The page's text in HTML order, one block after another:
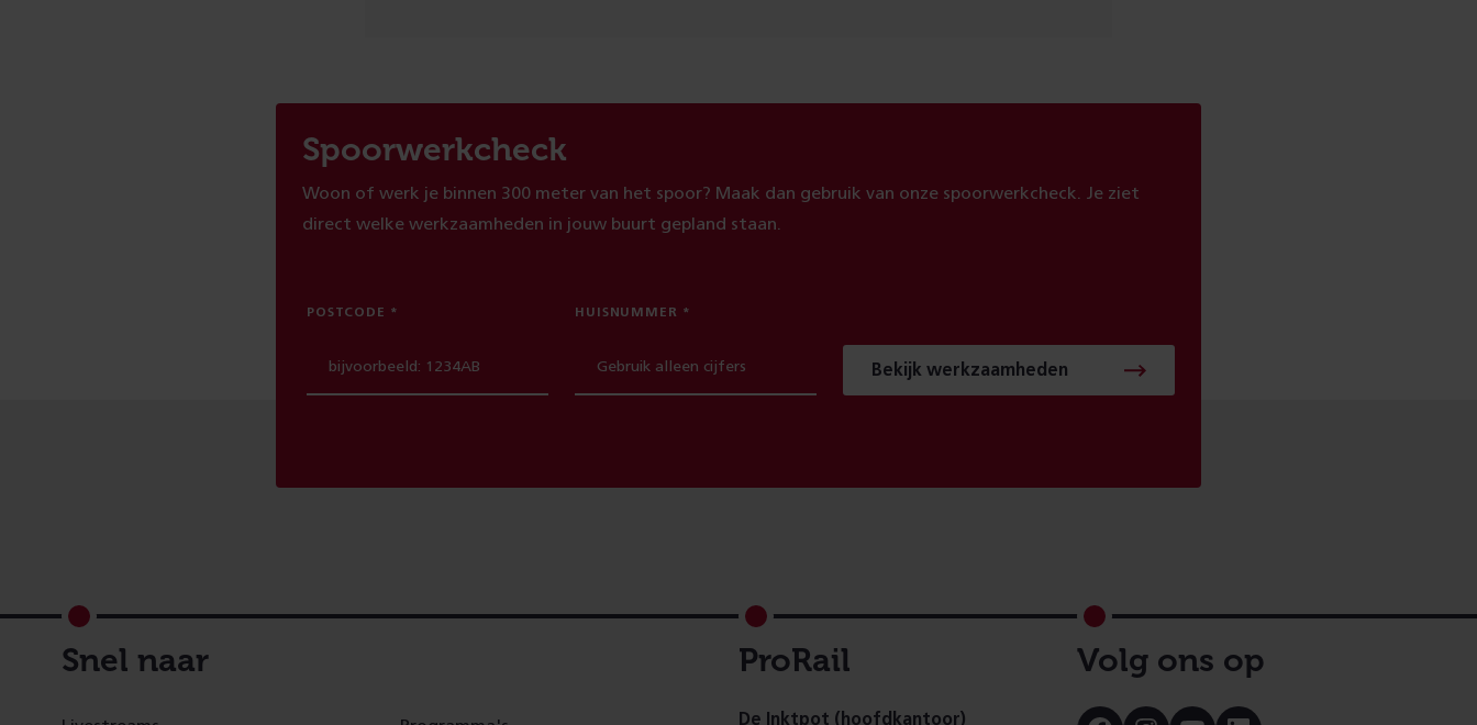
Spoorwerkcheck
Woon of werk je binnen 300 meter van het spoor? Maak dan gebruik van onze spoorwerkcheck. Je ziet
direct welke werkzaamheden in jouw buurt gepland staan.
POSTCODE HUISNUMMER
Bekijk werkzaamheden
Footer
Snel naar ProRail
De Inktpot (hoofdkantoor)
Volg ons op